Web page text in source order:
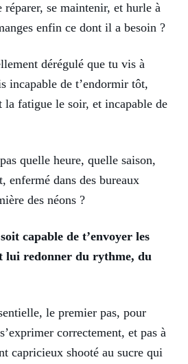
réparer, se maintenir, et hurle à
enfin ce dont il a besoin ?
dérégulé que tu vis à
incapable de t’endormir tôt,
fatigue le soir, et incapable de
quelle heure, quelle saison,
enfermé dans des bureaux
des néons ?
capable de t’envoyer les
lui redonner du rythme, du
le premier pas, pour
correctement, et pas à
capricieux shooté au sucre qui